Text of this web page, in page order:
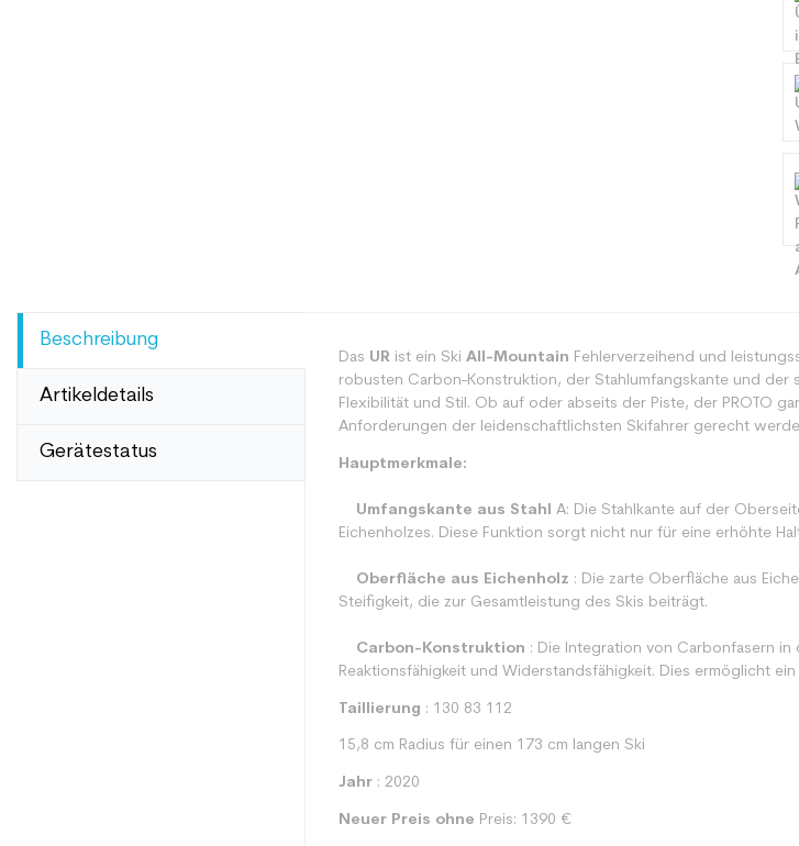
Beschreibung
Artikeldetails
Gerätestatus
Das URist ein Ski All-Mountain Fehlerverzeihend und
robusten Carbon-Konstruktion, der Stahlumfangskante und der
Flexibilität und Stil. Ob auf oder abseits der Piste, der PROTO
Anforderungen der leidenschaftlichsten Skifahrer gerecht
Hauptmerkmale:
Umfangskante aus Stahl A: Die Stahlkante auf der
Eichenholzes. Diese Funktion sorgt nicht nur für eine erhöhte
Oberfläche aus Eichenholz : Die zarte Oberfläche aus
Steifigkeit, die zur Gesamtleistung des Skis beiträgt.
Carbon-Konstruktion : Die Integration von Carbonfasern
Reaktionsfähigkeit und Widerstandsfähigkeit. Dies ermöglicht
Taillierung : 130 83 112
15,8 cm Radius für einen 173 cm langen Ski
Jahr: 2020
Neuer Preis ohne Preis: 1390 €